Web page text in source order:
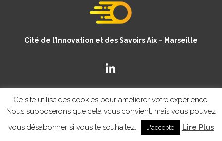
Cité de l’Innovation et des Savoirs Aix – Marseille
© Copyright CISAM 2020- MENTIONS LEGALES
Ce site utilise des cookies pour améliorer votre expérience.
Nous supposerons que cela vous convient, mais vous pouvez
vous désabonner si vous le souhaitez.
J'accepte Lire Plus